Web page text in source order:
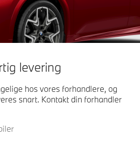
levering
hos vores forhandlere, og
snart. Kontakt din forhandler